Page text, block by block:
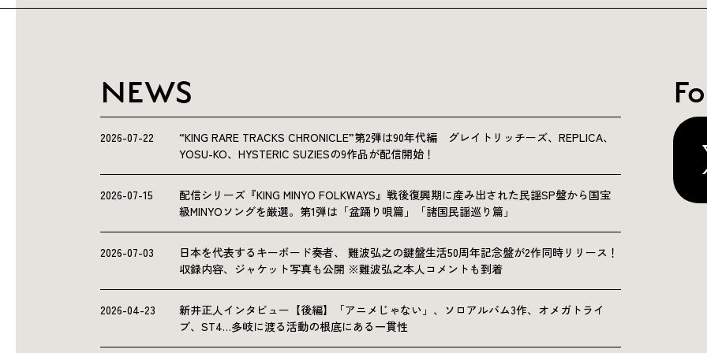
NEWS
2026-07-22
“KING RARE TRACKS CHRONICLE”第2弾は90年代編 グレイトリッチーズ、REPLICA、
YOSU-KO、HYSTERIC SUZIESの9作品が配信開始！
2026-07-15
配信シリーズ『KING MINYO FOLKWAYS』戦後復興期に産み出された民謡SP盤から国宝
級MINYOソングを厳選。第1弾は「盆踊り唄篇」「諸国民謡巡り篇」
2026-07-03
日本を代表するキーボード奏者、 難波弘之の鍵盤生活50周年記念盤が2作同時リリース！
収録内容、ジャケット写真も公開 ※難波弘之本人コメントも到着
2026-04-23
新井正人インタビュー【後編】「アニメじゃない」、ソロアルバム3作、オメガトライ
ブ、ST4…多岐に渡る活動の根底にある一貫性